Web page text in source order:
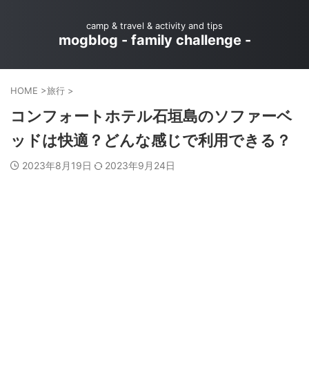
camp & travel & activity and tips
mogblog - family challenge -
HOME >旅行 >
コンフォートホテル石垣島のソファーベ
ッドは快適？どんな感じで利用できる？
2023年8月19日 2023年9月24日